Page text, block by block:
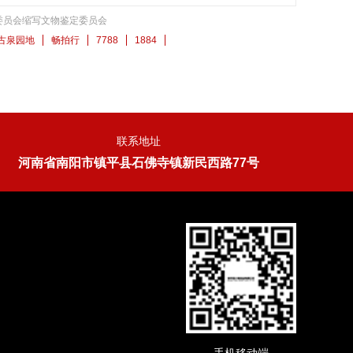
会缩写文物鉴定委员会
泉园地 畅拍行 7788 1884
联系地址
河南省南阳市镇平县石佛寺镇新民西路77号